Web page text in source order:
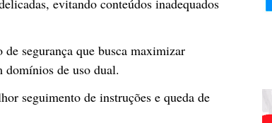
evitando conteúdos inadequados
segurança que busca maximizar
domínios de uso dual.
seguimento de instruções e queda de